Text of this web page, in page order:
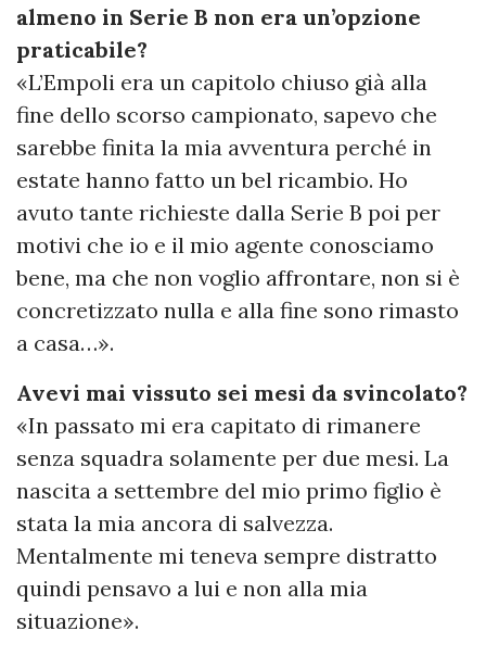
almeno in Serie B non era un’opzione
praticabile?
«L’Empoli era un capitolo chiuso già alla
fine dello scorso campionato, sapevo che
sarebbe finita la mia avventura perché in
estate hanno fatto un bel ricambio. Ho
avuto tante richieste dalla Serie B poi per
motivi che io e il mio agente conosciamo
bene, ma che non voglio affrontare, non si è
concretizzato nulla e alla fine sono rimasto
a casa…».
Avevi mai vissuto sei mesi da svincolato?
«In passato mi era capitato di rimanere
senza squadra solamente per due mesi. La
nascita a settembre del mio primo figlio è
stata la mia ancora di salvezza.
Mentalmente mi teneva sempre distratto
quindi pensavo a lui e non alla mia
situazione».